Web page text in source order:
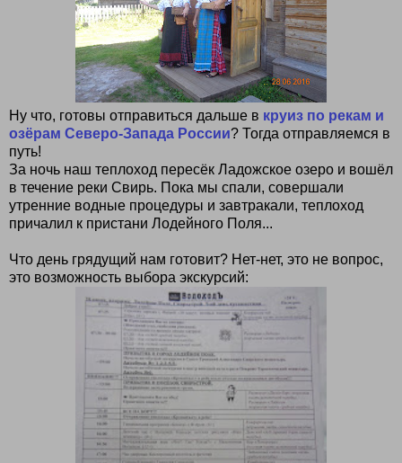
Ну что, готовы отправиться дальше в круиз по рекам и
озёрам Северо-Запада России? Тогда отправляемся в
путь!
За ночь наш теплоход пересёк Ладожское озеро и вошёл
в течение реки Свирь. Пока мы спали, совершали
утренние водные процедуры и завтракали, теплоход
причалил к пристани Лодейного Поля...
Что день грядущий нам готовит? Нет-нет, это не вопрос,
это возможность выбора экскурсий: